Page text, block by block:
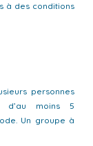
à des conditions
personnes
d’au moins 5
Un groupe à